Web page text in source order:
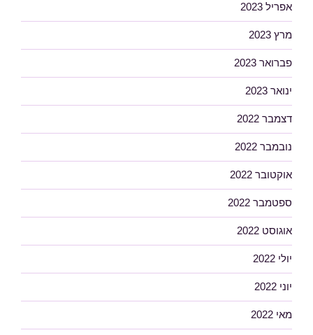
אפריל 2023
מרץ 2023
פברואר 2023
ינואר 2023
דצמבר 2022
נובמבר 2022
אוקטובר 2022
ספטמבר 2022
אוגוסט 2022
יולי 2022
יוני 2022
מאי 2022